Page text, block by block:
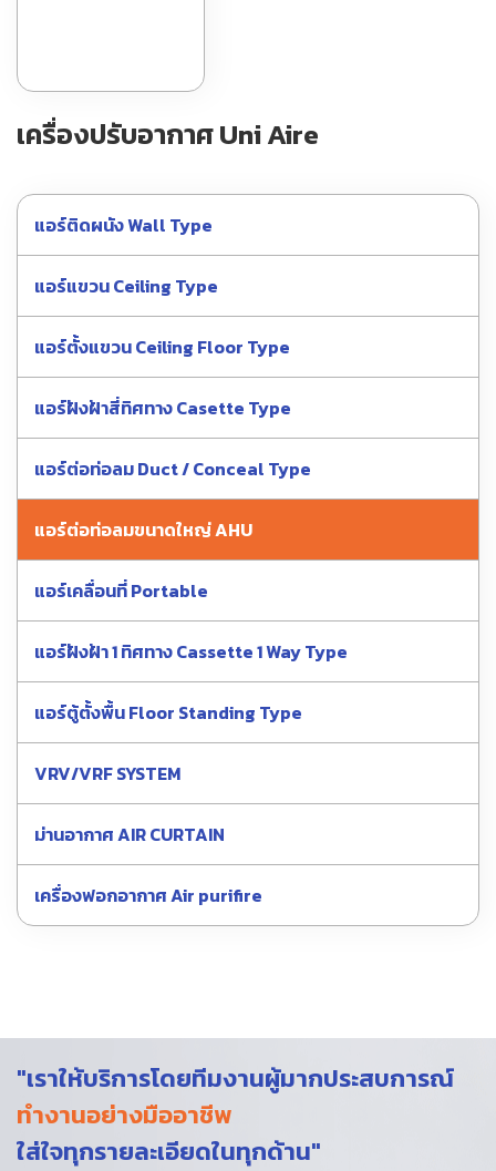
เครื่องปรับอากาศ Uni Aire
แอร์ติดผนัง Wall Type
แอร์แขวน Ceiling Type
แอร์ตั้งแขวน Ceiling Floor Type
แอร์ฝังฝ้าสี่ทิศทาง Casette Type
แอร์ต่อท่อลม Duct / Conceal Type
แอร์ต่อท่อลมขนาดใหญ่ AHU
แอร์เคลื่อนที่ Portable
แอร์ฝังฝ้า 1 ทิศทาง Cassette 1 Way Type
แอร์ตู้ตั้งพื้น Floor Standing Type
VRV/VRF SYSTEM
ม่านอากาศ AIR CURTAIN
เครื่องฟอกอากาศ Air purifire
"เราให้บริการโดยทีมงานผู้มากประสบการณ์
ทำงานอย่างมืออาชีพ
ใส่ใจทุกรายละเอียดในทุกด้าน"